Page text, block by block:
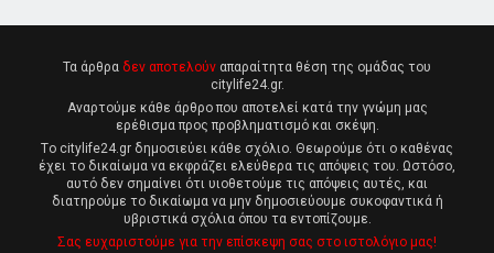
Τα άρθρα δεν αποτελούν απαραίτητα θέση της ομάδας του
citylife24.gr.
Αναρτούμε κάθε άρθρο που αποτελεί κατά την γνώμη μας
ερέθισμα προς προβληματισμό και σκέψη.
Tο citylife24.gr δημοσιεύει κάθε σχόλιο. Θεωρούμε ότι ο καθένας
έχει το δικαίωμα να εκφράζει ελεύθερα τις απόψεις του. Ωστόσο,
αυτό δεν σημαίνει ότι υιοθετούμε τις απόψεις αυτές, και
διατηρούμε το δικαίωμα να μην δημοσιεύουμε συκοφαντικά ή
υβριστικά σχόλια όπου τα εντοπίζουμε.
Σας ευχαριστούμε για την επίσκεψη σας στο ιστολόγιο μας!